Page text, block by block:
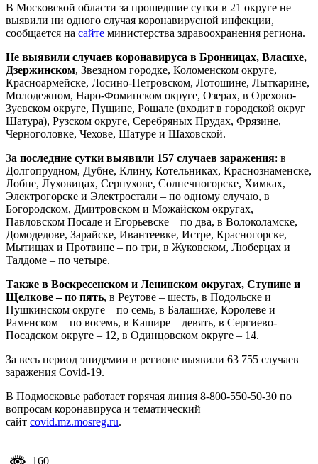
В Московской области за прошедшие сутки в 21 округе не
выявили ни одного случая коронавирусной инфекции,
сообщается на сайте министерства здравоохранения региона.
Не выявили случаев коронавируса в Бронницах, Власихе,
Дзержинском, Звездном городке, Коломенском округе,
Красноармейске, Лосино-Петровском, Лотошине, Лыткарине,
Молодежном, Наро-Фоминском округе, Озерах, в Орехово-
Зуевском округе, Пущине, Рошале (входит в городской округ
Шатура), Рузском округе, Серебряных Прудах, Фрязине,
Черноголовке, Чехове, Шатуре и Шаховской.
За последние сутки выявили 157 случаев заражения: в
Долгопрудном, Дубне, Клину, Котельниках, Краснознаменске,
Лобне, Луховицах, Серпухове, Солнечногорске, Химках,
Электрогорске и Электростали – по одному случаю, в
Богородском, Дмитровском и Можайском округах,
Павловском Посаде и Егорьевске – по два, в Волоколамске,
Домодедове, Зарайске, Ивантеевке, Истре, Красногорске,
Мытищах и Протвине – по три, в Жуковском, Люберцах и
Талдоме – по четыре.
Также в Воскресенском и Ленинском округах, Ступине и
Щелкове – по пять, в Реутове – шесть, в Подольске и
Пушкинском округе – по семь, в Балашихе, Королеве и
Раменском – по восемь, в Кашире – девять, в Сергиево-
Посадском округе – 12, в Одинцовском округе – 14.
За весь период эпидемии в регионе выявили 63 755 случаев
заражения Covid-19.
В Подмосковье работает горячая линия 8-800-550-50-30 по
вопросам коронавируса и тематический
сайт covid.mz.mosreg.ru.
160